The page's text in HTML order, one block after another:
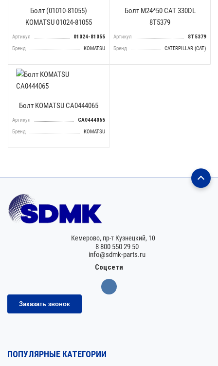
Болт (01010-81055)
KOMATSU 01024-81055
Артикул
01024-81055
Бренд
KOMATSU
Болт М24*50 CAT 330DL
8T5379
Артикул
8T5379
Бренд
CATERPILLAR (CAT)
Болт KOMATSU CA0444065
Артикул
CA0444065
Бренд
KOMATSU
Кемерово, пр-т Кузнецкий, 10
8 800 550 29 50
info@sdmk-parts.ru
Соцсети
Заказать звонок
ПОПУЛЯРНЫЕ КАТЕГОРИИ